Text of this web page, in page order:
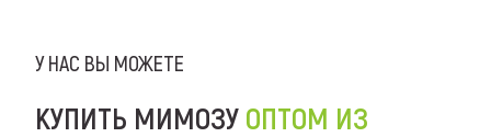
У НАС ВЫ МОЖЕТЕ
КУПИТЬ МИМОЗУ ОПТОМ ИЗ